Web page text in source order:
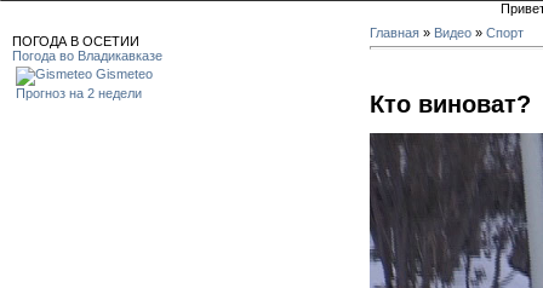
ПОГОДА В ОСЕТИИ
Погода во Владикавказе
Gismeteo
Прогноз на 2 недели
Главная » Видео » Спорт
Кто виноват?